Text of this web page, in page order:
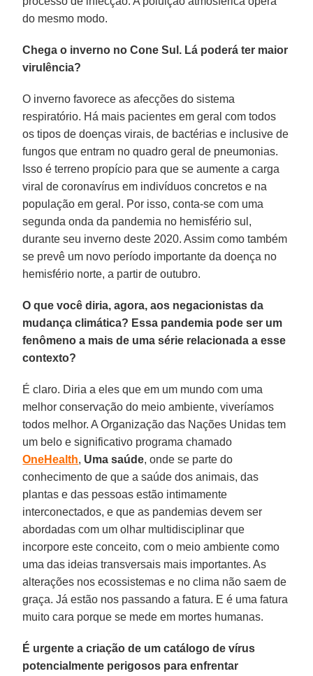
do mesmo modo.
Chega o inverno no Cone Sul. Lá poderá ter maior
virulência?
O inverno favorece as afecções do sistema
respiratório. Há mais pacientes em geral com todos
os tipos de doenças virais, de bactérias e inclusive de
fungos que entram no quadro geral de pneumonias.
Isso é terreno propício para que se aumente a carga
viral de coronavírus em indivíduos concretos e na
população em geral. Por isso, conta-se com uma
segunda onda da pandemia no hemisfério sul,
durante seu inverno deste 2020. Assim como também
se prevê um novo período importante da doença no
hemisfério norte, a partir de outubro.
O que você diria, agora, aos negacionistas da
mudança climática? Essa pandemia pode ser um
fenômeno a mais de uma série relacionada a esse
contexto?
É claro. Diria a eles que em um mundo com uma
melhor conservação do meio ambiente, viveríamos
todos melhor. A Organização das Nações Unidas tem
um belo e significativo programa chamado
OneHealth, Uma saúde, onde se parte do
conhecimento de que a saúde dos animais, das
plantas e das pessoas estão intimamente
interconectados, e que as pandemias devem ser
abordadas com um olhar multidisciplinar que
incorpore este conceito, com o meio ambiente como
uma das ideias transversais mais importantes. As
alterações nos ecossistemas e no clima não saem de
graça. Já estão nos passando a fatura. E é uma fatura
muito cara porque se mede em mortes humanas.
É urgente a criação de um catálogo de vírus
potencialmente perigosos para enfrentar